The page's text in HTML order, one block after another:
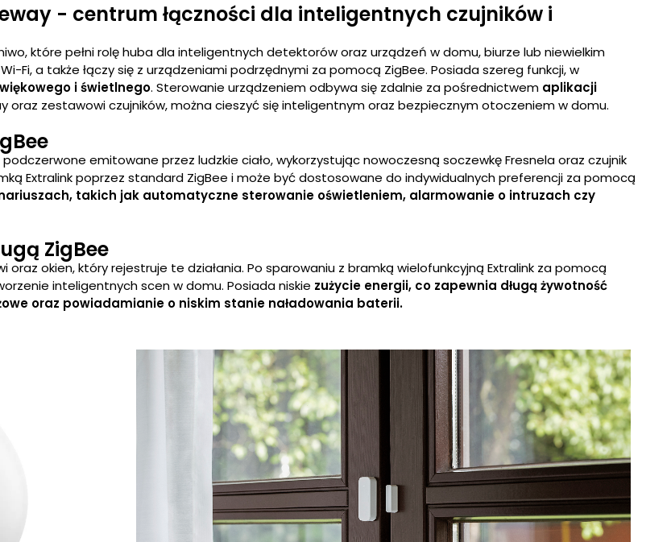
- centrum łączności dla inteligentnych czujników i
które pełni rolę huba dla inteligentnych detektorów oraz urządzeń w domu, biurze lub niewielkim
Fi, a także łączy się z urządzeniami podrzędnymi za pomocą ZigBee. Posiada szereg funkcji, w
i świetlnego. Sterowanie urządzeniem odbywa się zdalnie za pośrednictwem aplikacji
oraz zestawowi czujników, można cieszyć się inteligentnym oraz bezpiecznym otoczeniem w domu.
emitowane przez ludzkie ciało, wykorzystując nowoczesną soczewkę Fresnela oraz czujnik
Extralink poprzez standard ZigBee i może być dostosowane do indywidualnych preferencji za pomocą
takich jak automatyczne sterowanie oświetleniem, alarmowanie o intruzach czy
ZigBee
okien, który rejestruje te działania. Po sparowaniu z bramką wielofunkcyjną Extralink za pomocą
inteligentnych scen w domu. Posiada niskie zużycie energii, co zapewnia długą żywotność
oraz powiadamianie o niskim stanie naładowania baterii.